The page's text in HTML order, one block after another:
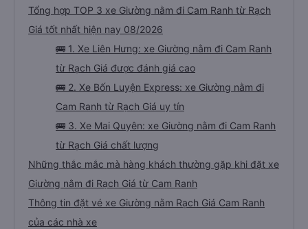
Tổng hợp TOP 3 xe Giường nằm đi Cam Ranh từ Rạch
Giá tốt nhất hiện nay 08/2026
🚌 1. Xe Liên Hưng: xe Giường nằm đi Cam Ranh
từ Rạch Giá được đánh giá cao
🚌 2. Xe Bốn Luyện Express: xe Giường nằm đi
Cam Ranh từ Rạch Giá uy tín
🚌 3. Xe Mai Quyên: xe Giường nằm đi Cam Ranh
từ Rạch Giá chất lượng
Những thắc mắc mà hàng khách thường gặp khi đặt xe
Giường nằm đi Rạch Giá từ Cam Ranh
Thông tin đặt vé xe Giường nằm Rạch Giá Cam Ranh
của các nhà xe